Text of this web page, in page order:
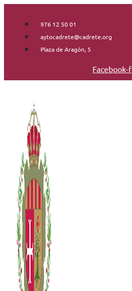
contenido
976 12 50 01
aytocadrete@cadrete.org
Plaza de Aragón, 5
Facebook-f